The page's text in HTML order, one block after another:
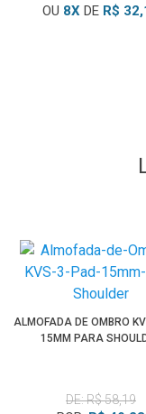
• Movimento livre
A presença de
Não é
iluminadores,
externos pesados
para fixação.
A segurança da
OU 8X DE R$
ALMOFADA DE OMBRO
15MM PARA
DE: R$ 58,19